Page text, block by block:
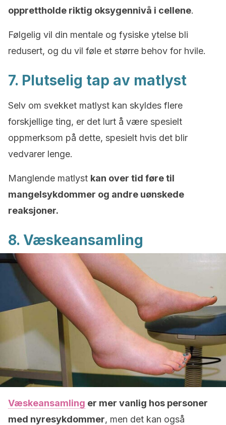
opprettholde riktig oksygennivå i cellene.
Følgelig vil din mentale og fysiske ytelse bli
redusert, og du vil føle et større behov for hvile.
7. Plutselig tap av matlyst
Selv om svekket matlyst kan skyldes flere
forskjellige ting, er det lurt å være spesielt
oppmerksom på dette, spesielt hvis det blir
vedvarer lenge.
Manglende matlyst kan over tid føre til
mangelsykdommer og andre uønskede
reaksjoner.
8. Væskeansamling
Væskeansamling er mer vanlig hos personer
med nyresykdommer, men det kan også